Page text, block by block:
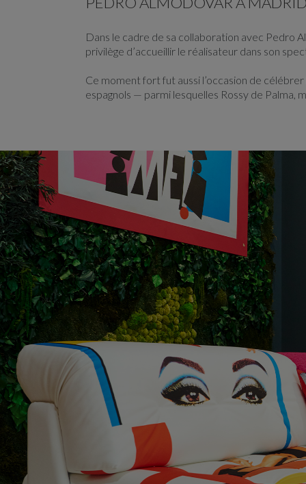
Dans le cadre de sa collaboration avec Pedro
privilège d’accueillir le réalisateur dans son
Ce moment fort fut aussi l’occasion de
espagnols — parmi lesquelles Rossy de Palma,